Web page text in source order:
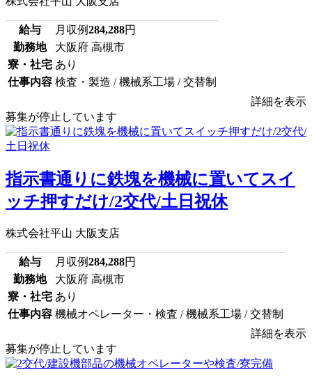
給与 月収例284,288円
勤務地
大阪府 高槻市
寮・社宅 あり
仕事内容 検査・製造 / 機械系工場 / 交替制
詳細を表示
募集が停止しています
指示書通りに鉄塊を機械に置いてスイ
ッチ押すだけ/2交代/土日祝休
株式会社平山 大阪支店
給与 月収例284,288円
勤務地
大阪府 高槻市
寮・社宅 あり
仕事内容 機械オペレーター・検査 / 機械系工場 / 交替制
詳細を表示
募集が停止しています